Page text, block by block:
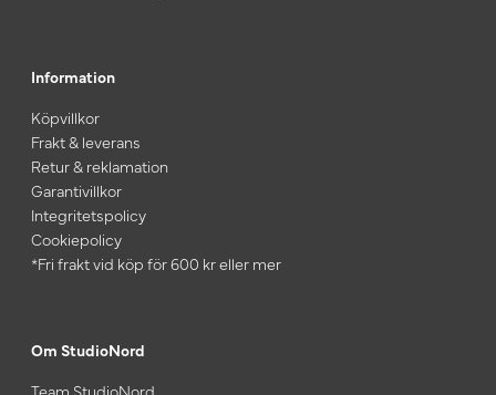
Information
Köpvillkor
Frakt & leverans
Retur & reklamation
Garantivillkor
Integritetspolicy
Cookiepolicy
*Fri frakt vid köp för 600 kr eller mer
Om StudioNord
Team StudioNord